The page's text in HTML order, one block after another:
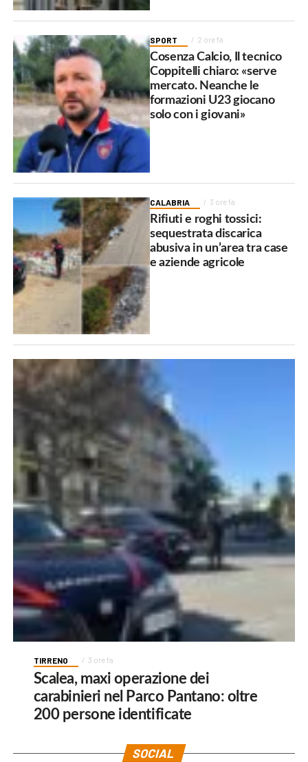
SPORT 2 ore fa
Cosenza Calcio, Il tecnico
Coppitelli chiaro: «serve
mercato. Neanche le
formazioni U23 giocano
solo con i giovani»
CALABRIA 3 ore fa
Rifiuti e roghi tossici:
sequestrata discarica
abusiva in un’area tra case
e aziende agricole
TIRRENO 3 ore fa
Scalea, maxi operazione dei
carabinieri nel Parco Pantano: oltre
200 persone identificate
SOCIAL